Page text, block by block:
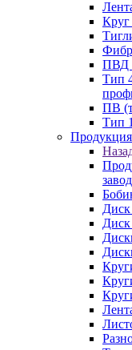
Круг
ПВД
Тип
ПВ
Тип
Продукция